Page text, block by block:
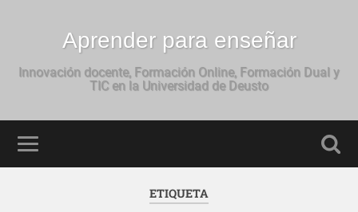
Aprender para enseñar
Innovación docente, Formación Online, Formación Dual y
TIC en la Universidad de Deusto
ETIQUETA